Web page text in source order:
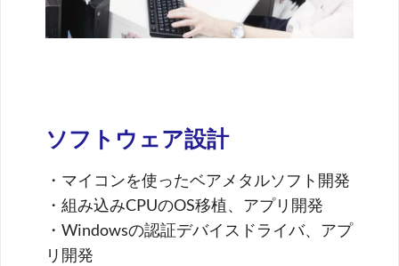
ソフトウェア設計
・マイコンを使ったベアメタルソフト開発
・組み込みCPUのOS移植、アプリ開発
・Windowsの認証デバイスドライバ、アプ
リ開発